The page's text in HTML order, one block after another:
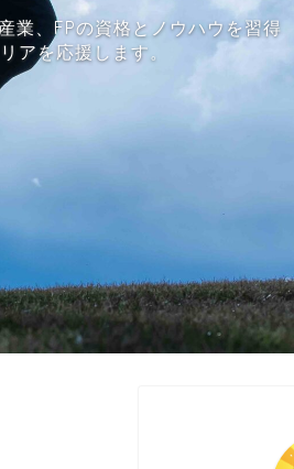
業、FPの資格とノウハウを習得
アを応援します。